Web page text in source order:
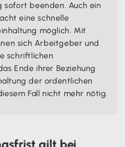
sofort beenden. Auch ein
eine schnelle
möglich. Mit
sich Arbeitgeber und
schriftlichen
Ende ihrer Beziehung
der ordentlichen
Fall nicht mehr nötig.